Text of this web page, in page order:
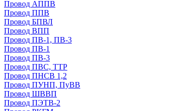
Провод АППВ
Провод ППВ
Провод БПВЛ
Провод ВПП
Провод ПВ-1, ПВ-3
Провод ПВ-1
Провод ПВ-3
Провод ПВС, ТТР
Провод ПНСВ 1,2
Провод ПУНП, ПуВВ
Провод ШВВП
Провод ПЭТВ-2